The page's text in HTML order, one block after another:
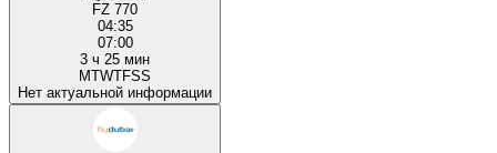
FZ 770
04:35
07:00
3 ч 25 мин
MTWTFSS
Нет актуальной информации